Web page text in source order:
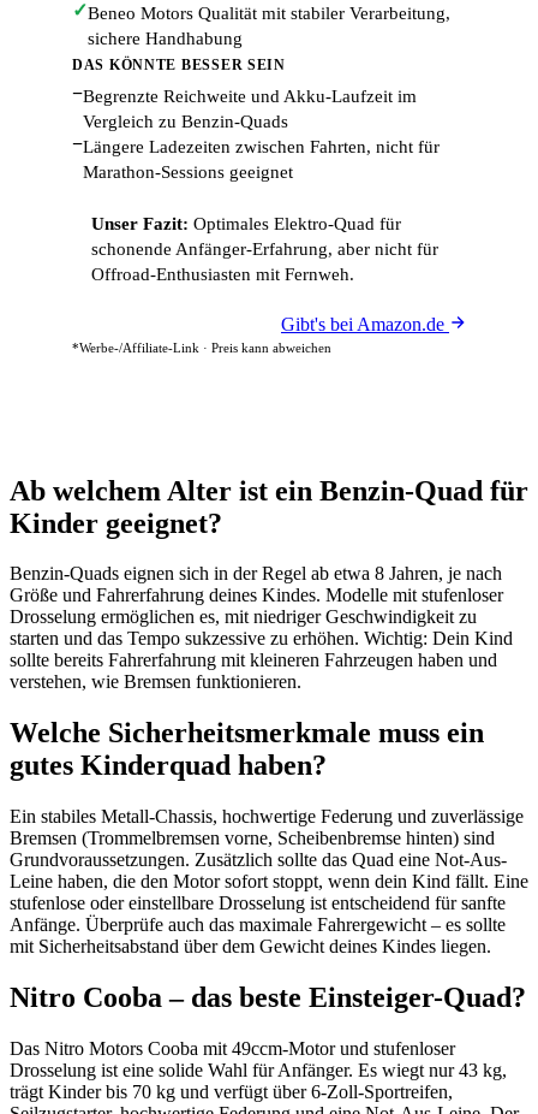
✓Beneo Motors Qualität mit stabiler Verarbeitung,
sichere Handhabung
DAS KÖNNTE BESSER SEIN
−Begrenzte Reichweite und Akku-Laufzeit im
Vergleich zu Benzin-Quads
−Längere Ladezeiten zwischen Fahrten, nicht für
Marathon-Sessions geeignet
Unser Fazit: Optimales Elektro-Quad für
schonende Anfänger-Erfahrung, aber nicht für
Offroad-Enthusiasten mit Fernweh.
Gibt's bei Amazon.de
*Werbe-/Affiliate-Link · Preis kann abweichen
Ab welchem Alter ist ein Benzin-Quad für
Kinder geeignet?
Benzin-Quads eignen sich in der Regel ab etwa 8 Jahren, je nach
Größe und Fahrerfahrung deines Kindes. Modelle mit stufenloser
Drosselung ermöglichen es, mit niedriger Geschwindigkeit zu
starten und das Tempo sukzessive zu erhöhen. Wichtig: Dein Kind
sollte bereits Fahrerfahrung mit kleineren Fahrzeugen haben und
verstehen, wie Bremsen funktionieren.
Welche Sicherheitsmerkmale muss ein
gutes Kinderquad haben?
Ein stabiles Metall-Chassis, hochwertige Federung und zuverlässige
Bremsen (Trommelbremsen vorne, Scheibenbremse hinten) sind
Grundvoraussetzungen. Zusätzlich sollte das Quad eine Not-Aus-
Leine haben, die den Motor sofort stoppt, wenn dein Kind fällt. Eine
stufenlose oder einstellbare Drosselung ist entscheidend für sanfte
Anfänge. Überprüfe auch das maximale Fahrergewicht – es sollte
mit Sicherheitsabstand über dem Gewicht deines Kindes liegen.
Nitro Cooba – das beste Einsteiger-Quad?
Das Nitro Motors Cooba mit 49ccm-Motor und stufenloser
Drosselung ist eine solide Wahl für Anfänger. Es wiegt nur 43 kg,
trägt Kinder bis 70 kg und verfügt über 6-Zoll-Sportreifen,